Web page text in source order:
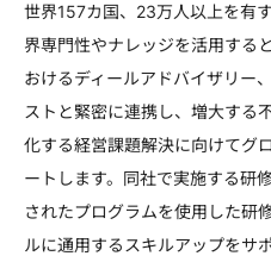
世界157カ国、23万人以上を有
界専門性やナレッジを活用する
おけるディールアドバイザリー
ストと緊密に連携し、増大する
化する経営課題解決に向けてグ
ートします。同社で実施する研
されたプログラムを使用した研
ルに通用するスキルアップをサ